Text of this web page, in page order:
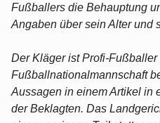
Fußballers die Behauptung
Angaben über sein Alter und
Der Kläger ist Profi-
Fußballnationalmannschaft
Aussagen in einem Artikel in
der Beklagten. Das